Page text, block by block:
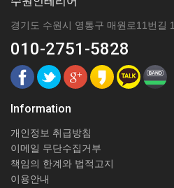
경기도 수원시 영통구 매원로11번길 1
010-2751-5828
Information
개인정보 취급방침
이메일 무단수집거부
책임의 한계와 법적고지
이용안내